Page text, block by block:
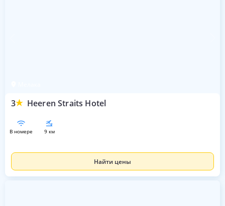
3 Heeren Straits Hotel
в номере 9 км
Найти цены